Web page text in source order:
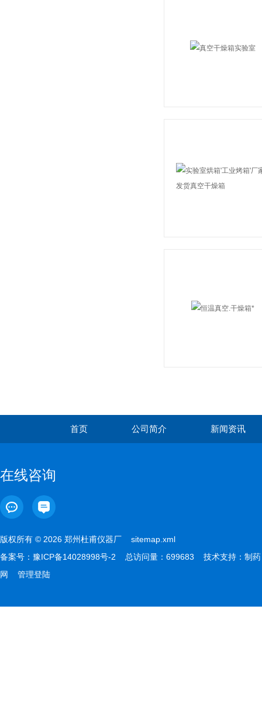
首页 公司简介 新闻资讯
在线咨询
版权所有 © 2026 郑州杜甫仪器厂 sitemap.xml
备案号： 豫ICP备14028998号-2 总访问量：699683 技术支持： 制药
网
管理登陆